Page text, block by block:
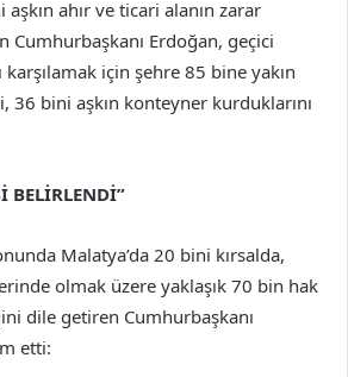
ahır ve ticari alanın zarar
Cumhurbaşkanı Erdoğan, geçici
karşılamak için şehre 85 bine yakın
36 bini aşkın konteyner kurduklarını
BELİRLENDİ”
Malatya’da 20 bini kırsalda,
olmak üzere yaklaşık 70 bin hak
dile getiren Cumhurbaşkanı
etti: